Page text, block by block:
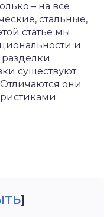
– на все
стальные,
статье мы
и
существуют
они
]